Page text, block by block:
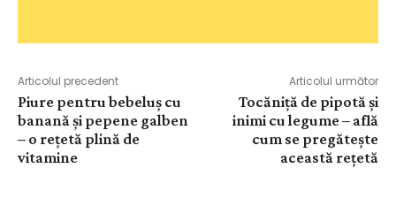
Articolul precedent
Piure pentru bebeluș cu
banană și pepene galben
– o rețetă plină de
vitamine
Articolul următor
Tocăniță de pipotă și
inimi cu legume – află
cum se pregătește
această rețetă